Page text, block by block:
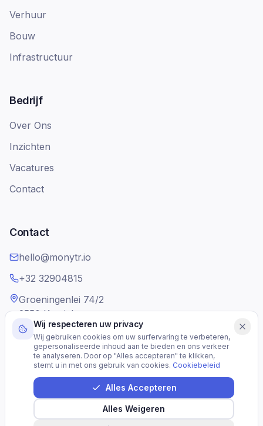
Verhuur
Bouw
Infrastructuur
Bedrijf
Over Ons
Inzichten
Vacatures
Contact
Contact
hello@monytr.io
+32 32904815
Groeningenlei 74/2
2550 Kontich
Belgium
©2026monytr.Alle rechten voorbehouden.
PrivacyVoorwaarden
Wij respecteren uw privacy
Wij gebruiken cookies om uw surfervaring te verbeteren,
gepersonaliseerde inhoud aan te bieden en ons verkeer
te analyseren. Door op "Alles accepteren" te klikken,
stemt u in met ons gebruik van cookies. Cookiebeleid
Alles Accepteren
Alles Weigeren